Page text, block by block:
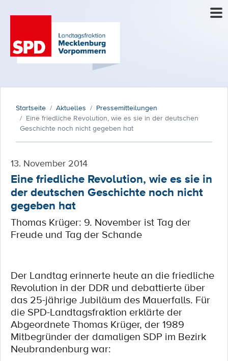
Startseite Aktuelles
Pressemitteilungen
Eine friedliche Revolution, wie es sie in der deutschen
Geschichte noch nicht gegeben hat
13. November 2014
Eine friedliche Revolution, wie es sie in
der deutschen Geschichte noch nicht
gegeben hat
Thomas Krüger: 9. November ist Tag der
Freude und Tag der Schande
Der Landtag erinnerte heute an die friedliche
Revolution in der DDR und debattierte über
das 25-jährige Jubiläum des Mauerfalls. Für
die SPD-Landtagsfraktion erklärte der
Abgeordnete Thomas Krüger, der 1989
Mitbegründer der damaligen SDP im Bezirk
Neubrandenburg war: